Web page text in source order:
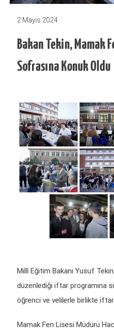
2 Mayıs 2024
Bakan Tekin, Mamak
Sofrasına Konuk Oldu
Millî Eğitim Bakanı Yusuf
düzenlediği iftar programına
öğrenci ve velilerle birlikte iftar
Mamak Fen Lisesi Müdürü